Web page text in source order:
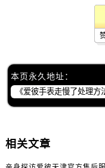
本页永久地址：
相关文章